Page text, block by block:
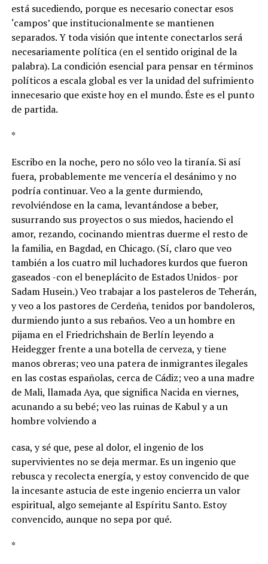
está sucediendo, porque es necesario conectar esos
‘campos’ que institucionalmente se mantienen
separados. Y toda visión que intente conectarlos será
necesariamente política (en el sentido original de la
palabra). La condición esencial para pensar en términos
políticos a escala global es ver la unidad del sufrimiento
innecesario que existe hoy en el mundo. Éste es el punto
de partida.
*
Escribo en la noche, pero no sólo veo la tiranía. Si así
fuera, probablemente me vencería el desánimo y no
podría continuar. Veo a la gente durmiendo,
revolviéndose en la cama, levantándose a beber,
susurrando sus proyectos o sus miedos, haciendo el
amor, rezando, cocinando mientras duerme el resto de
la familia, en Bagdad, en Chicago. (Sí, claro que veo
también a los cuatro mil luchadores kurdos que fueron
gaseados -con el beneplácito de Estados Unidos- por
Sadam Husein.) Veo trabajar a los pasteleros de Teherán,
y veo a los pastores de Cerdeña, tenidos por bandoleros,
durmiendo junto a sus rebaños. Veo a un hombre en
pijama en el Friedrichshain de Berlín leyendo a
Heidegger frente a una botella de cerveza, y tiene
manos obreras; veo una patera de inmigrantes ilegales
en las costas españolas, cerca de Cádiz; veo a una madre
de Mali, llamada Aya, que significa Nacida en viernes,
acunando a su bebé; veo las ruinas de Kabul y a un
hombre volviendo a
casa, y sé que, pese al dolor, el ingenio de los
supervivientes no se deja mermar. Es un ingenio que
rebusca y recolecta energía, y estoy convencido de que
la incesante astucia de este ingenio encierra un valor
espiritual, algo semejante al Espíritu Santo. Estoy
convencido, aunque no sepa por qué.
*